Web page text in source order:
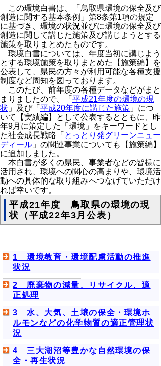
この環境白書は、「鳥取県環境の保全及び
創造に関する基本条例」第8条第1項の規定
に基づき、環境の状況並びに環境の保全及び
創造に関して講じた施策及び講じようとする
施策を取りまとめたものです。
環境白書については、年度当初に講じよう
とする環境施策を取りまとめた【施策編】を
公表して、県民の方々が利用可能な各種支援
制度など周知を図っております。
このたび、前年度の各種データなどがまと
まりましたので、「 平成21年度の環境の現
状 」及び「 平成20年度に講じた施策 」につ
いて【実績編】として公表するとともに、昨
年9月に策定した「環境」をキーワードとし
た社会成長戦略「 とっとり発グリーンニュー
ディール 」の関連事業についても【施策編】
に追加しました。
本白書が多くの県民、事業者などの皆様に
活用され、環境への関心の高まりや、環境活
動への具体的な取り組みへつなげていただけ
れば幸いです。
平成21年度 鳥取県の環境の現
状（平成22年3月公表）
1 環境教育・環境配慮活動の推進
状況
2 廃棄物の減量、リサイクル、適
正処理
3 水、大気、土壌の保全・環境ホ
ルモンなどの化学物質の適正管理状
況
4 三大湖沼等豊かな自然環境の保
全・再生状況